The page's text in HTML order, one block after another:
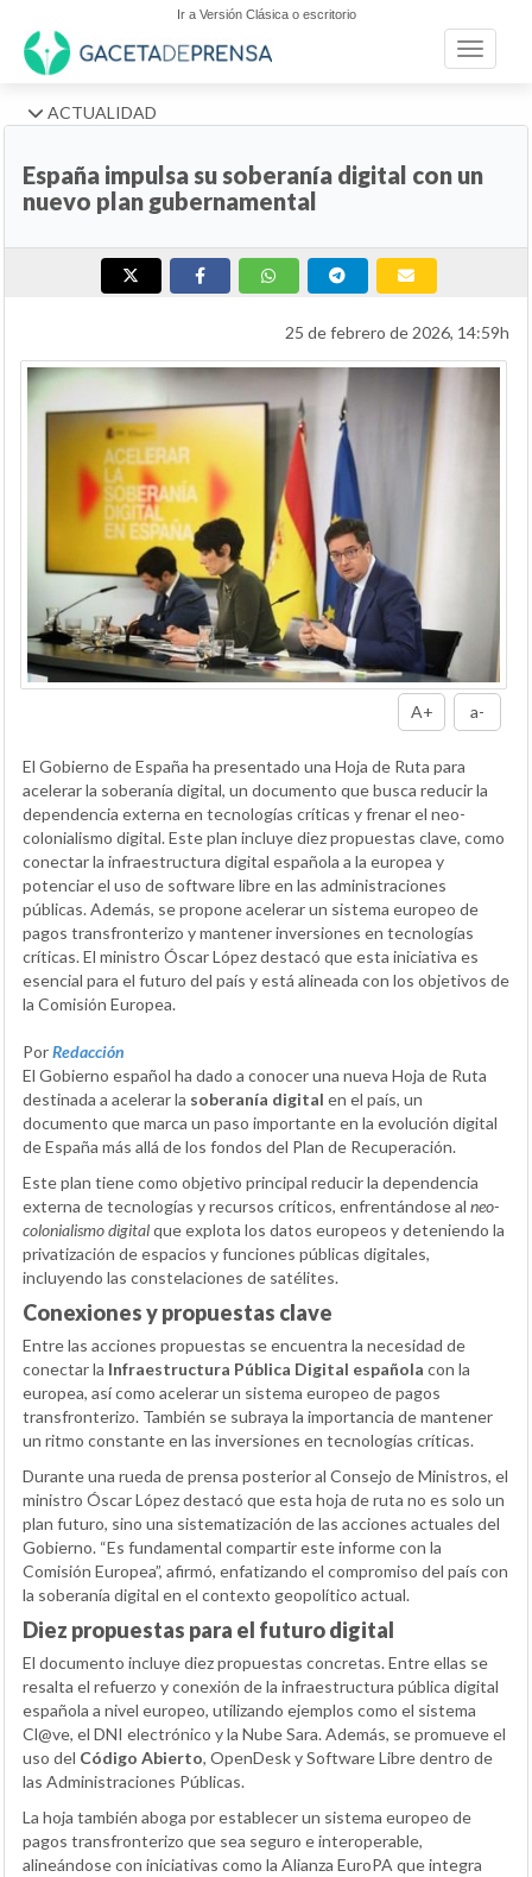
Ir a Versión Clásica o escritorio
Toggle
ACTUALIDAD
España impulsa su soberanía digital con un
nuevo plan gubernamental
25 de febrero de 2026, 14:59h
A+ a-
El Gobierno de España ha presentado una Hoja de Ruta para
acelerar la soberanía digital, un documento que busca reducir la
dependencia externa en tecnologías críticas y frenar el neo-
colonialismo digital. Este plan incluye diez propuestas clave, como
conectar la infraestructura digital española a la europea y
potenciar el uso de software libre en las administraciones
públicas. Además, se propone acelerar un sistema europeo de
pagos transfronterizo y mantener inversiones en tecnologías
críticas. El ministro Óscar López destacó que esta iniciativa es
esencial para el futuro del país y está alineada con los objetivos de
la Comisión Europea.
PorRedacción
El Gobierno español ha dado a conocer una nueva Hoja de Ruta
destinada a acelerar la soberanía digital en el país, un
documento que marca un paso importante en la evolución digital
de España más allá de los fondos del Plan de Recuperación.
Este plan tiene como objetivo principal reducir la dependencia
externa de tecnologías y recursos críticos, enfrentándose al neo-
colonialismo digitalque explota los datos europeos y deteniendo la
privatización de espacios y funciones públicas digitales,
incluyendo las constelaciones de satélites.
Conexiones y propuestas clave
Entre las acciones propuestas se encuentra la necesidad de
conectar la Infraestructura Pública Digital española con la
europea, así como acelerar un sistema europeo de pagos
transfronterizo. También se subraya la importancia de mantener
un ritmo constante en las inversiones en tecnologías críticas.
Durante una rueda de prensa posterior al Consejo de Ministros, el
ministro Óscar López destacó que esta hoja de ruta no es solo un
plan futuro, sino una sistematización de las acciones actuales del
Gobierno. “Es fundamental compartir este informe con la
Comisión Europea”, afirmó, enfatizando el compromiso del país con
la soberanía digital en el contexto geopolítico actual.
Diez propuestas para el futuro digital
El documento incluye diez propuestas concretas. Entre ellas se
resalta el refuerzo y conexión de la infraestructura pública digital
española a nivel europeo, utilizando ejemplos como el sistema
Cl@ve, el DNI electrónico y la Nube Sara. Además, se promueve el
uso del Código Abierto, OpenDesk y Software Libre dentro de
las Administraciones Públicas.
La hoja también aboga por establecer un sistema europeo de
pagos transfronterizo que sea seguro e interoperable,
alineándose con iniciativas como la Alianza EuroPA que integra